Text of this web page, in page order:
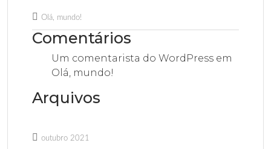
Olá, mundo!
Comentários
Um comentarista do WordPress em
Olá, mundo!
Arquivos
outubro 2021